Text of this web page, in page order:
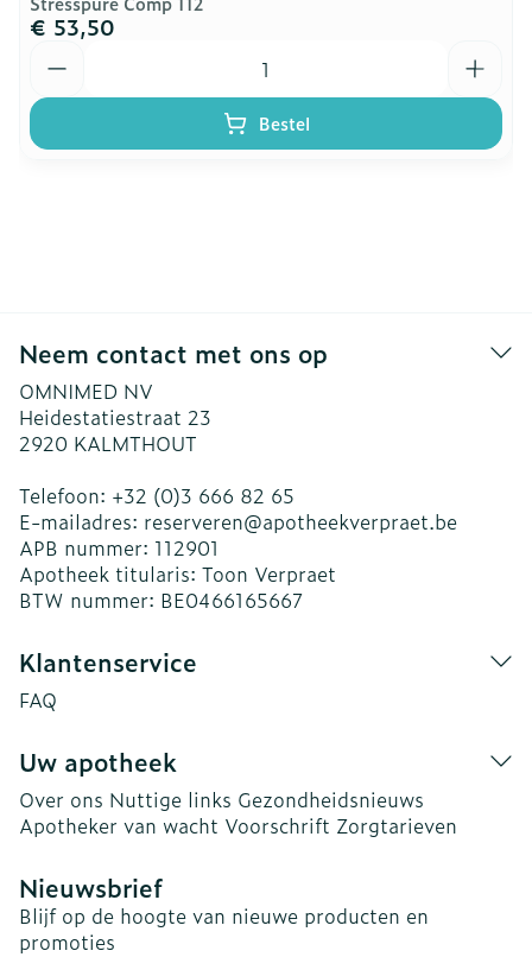
€ 53,50
Bestel
Neem contact met ons op
OMNIMED NV
Heidestatiestraat 23
2920 KALMTHOUT
Telefoon: +32 (0)3 666 82 65
E-mailadres: reserveren@apotheekverpraet.be
APB nummer: 112901
Apotheek titularis: Toon Verpraet
BTW nummer: BE0466165667
Klantenservice
FAQ
Uw apotheek
Over ons Nuttige links Gezondheidsnieuws
Apotheker van wacht Voorschrift Zorgtarieven
Nieuwsbrief
Blijf op de hoogte van nieuwe producten en
promoties